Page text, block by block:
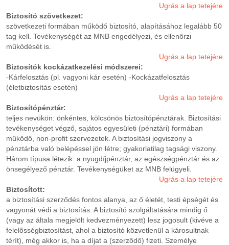
Ugrás a lap tetejére
Biztosító szövetkezet:
szövetkezeti formában működő biztosító, alapításához legalább 50
tag kell. Tevékenységét az MNB engedélyezi, és ellenőrzi
működését is.
Ugrás a lap tetejére
Biztosítók kockázatkezelési módszerei:
-Kárfelosztás (pl. vagyoni kár esetén) -Kockázatfelosztás
(életbiztosítás esetén)
Ugrás a lap tetejére
Biztosítópénztár:
teljes nevükön: önkéntes, kölcsönös biztosítópénztárak. Biztosítási
tevékenységet végző, sajátos egyesületi (pénztári) formában
működő, non-profit szervezetek. A biztosítási jogviszony a
pénztárba való belépéssel jön létre; gyakorlatilag tagsági viszony.
Három típusa létezik: a nyugdíjpénztár, az egészségpénztár és az
önsegélyező pénztár. Tevékenységüket az MNB felügyeli.
Ugrás a lap tetejére
Biztosított:
a biztosítási szerződés fontos alanya, az ő életét, testi épségét és
vagyonát védi a biztosítás. A biztosító szolgáltatására mindig ő
(vagy az általa megjelölt kedvezményezett) lesz jogosult (kivéve a
felelősségbiztosítást, ahol a biztosító közvetlenül a károsultnak
térít), még akkor is, ha a díjat a (szerződő) fizeti. Személye